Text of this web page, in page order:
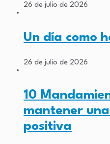
26 de julio de 2026
Un día como
26 de julio de 2026
10
mantener
positiva